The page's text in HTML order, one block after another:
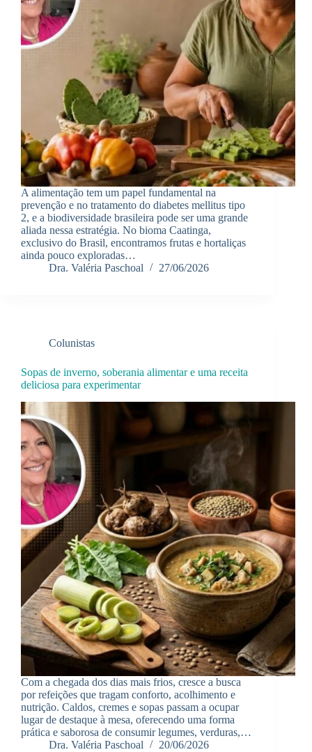
A alimentação tem um papel fundamental na
prevenção e no tratamento do diabetes mellitus tipo
2, e a biodiversidade brasileira pode ser uma grande
aliada nessa estratégia. No bioma Caatinga,
exclusivo do Brasil, encontramos frutas e hortaliças
ainda pouco exploradas…
Dra. Valéria Paschoal
27/06/2026
Colunistas
Sopas de inverno, soberania alimentar e uma receita
deliciosa para experimentar
Com a chegada dos dias mais frios, cresce a busca
por refeições que tragam conforto, acolhimento e
nutrição. Caldos, cremes e sopas passam a ocupar
lugar de destaque à mesa, oferecendo uma forma
prática e saborosa de consumir legumes, verduras,…
Dra. Valéria Paschoal
20/06/2026